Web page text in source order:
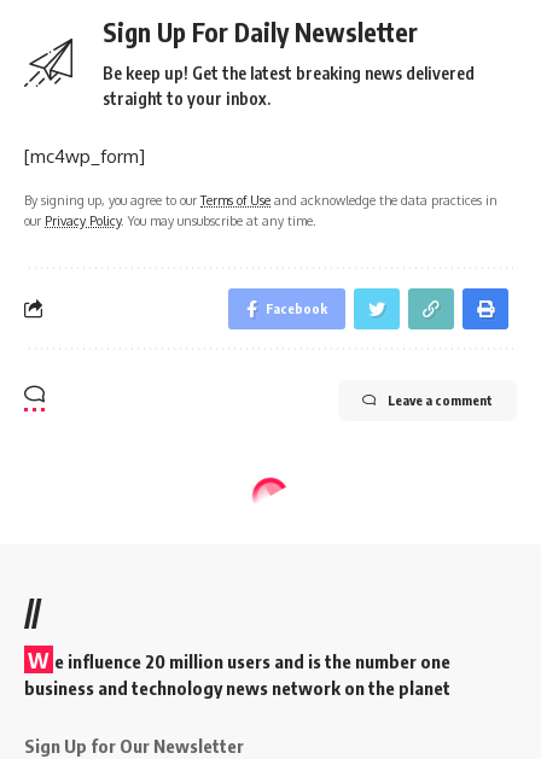
Sign Up For Daily Newsletter
Be keep up! Get the latest breaking news delivered
straight to your inbox.
[mc4wp_form]
By signing up, you agree to ourTerms of Use and acknowledge the data practices in
our Privacy Policy. You may unsubscribe at any time.
Facebook
Leave a comment
//
W e influence 20 million users and is the number one
business and technology news network on the planet
Sign Up for Our Newsletter